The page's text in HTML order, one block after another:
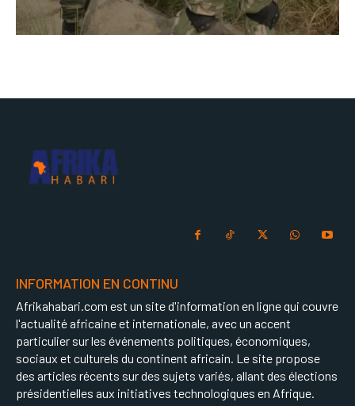
INFORMATION EN CONTINU
Afrikahabari.com est un site d'information en ligne qui couvre
l'actualité africaine et internationale, avec un accent
particulier sur les événements politiques, économiques,
sociaux et culturels du continent africain. Le site propose
des articles récents sur des sujets variés, allant des élections
présidentielles aux initiatives technologiques en Afrique.